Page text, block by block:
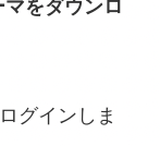
マをダウンロ
グインしま